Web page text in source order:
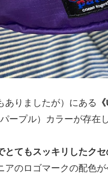
ありましたが）にある
ープル）カラーが存在し
てもスッキリしたク
のロゴマークの配色が